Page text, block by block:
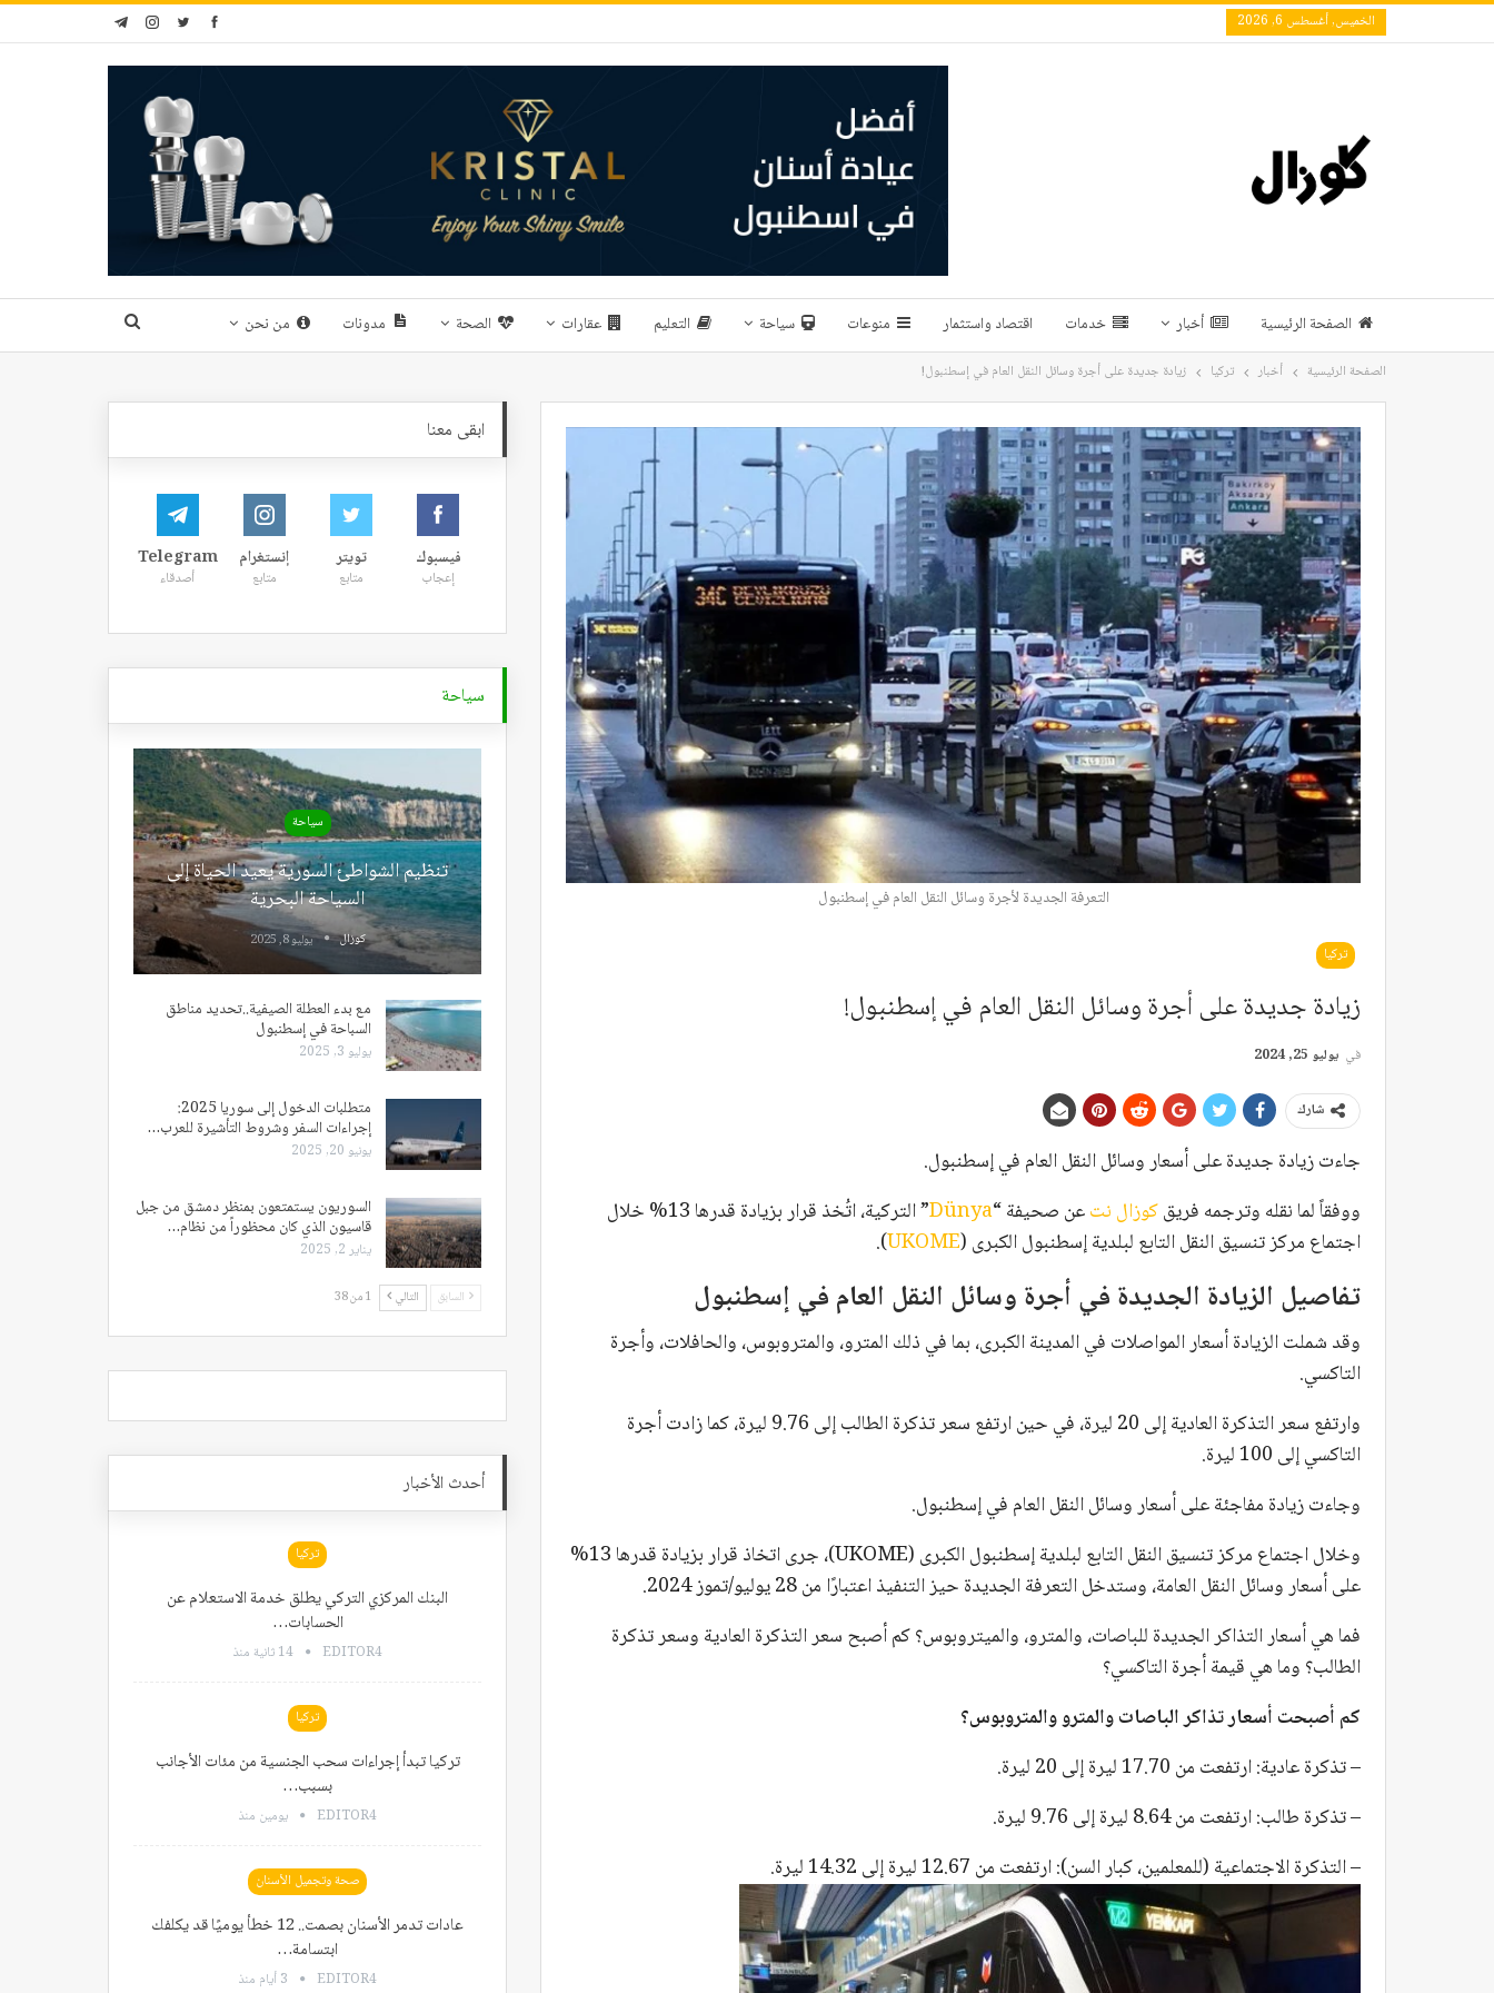
الخميس, أغسطس 6, 2026
الصفحة الرئيسية أخبار خدمات اقتصاد واستثمار منوعات سياحة التعليم عقارات الصحة مدونات من نحن
الصفحة الرئيسية أخبار تركيا زيادة جديدة على أجرة وسائل النقل العام في إسطنبول!
التعرفة الجديدة لأجرة وسائل النقل العام في إسطنبول
تركيا
زيادة جديدة على أجرة وسائل النقل العام في إسطنبول!
في يوليو 25, 2024
شارك
جاءت زيادة جديدة على أسعار وسائل النقل العام في إسطنبول.
ووفقاً لما نقله وترجمه فريقكوزال نتعن صحيفة “Dünya
” التركية، اتُخذ قرار بزيادة قدرها 13% خلال
اجتماع مركز تنسيق النقل التابع لبلدية إسطنبول الكبرى (UKOME
).
تفاصيل الزيادة الجديدة في أجرة وسائل النقل العام في إسطنبول
وقد شملت الزيادة أسعار المواصلات في المدينة الكبرى، بما في ذلك المترو، والمتروبوس، والحافلات، وأجرة
التاكسي.
وارتفع سعر التذكرة العادية إلى 20 ليرة، في حين ارتفع سعر تذكرة الطالب إلى 9.76 ليرة، كما زادت أجرة
التاكسي إلى 100 ليرة.
وجاءت زيادة مفاجئة على أسعار وسائل النقل العام في إسطنبول.
وخلال اجتماع مركز تنسيق النقل التابع لبلدية إسطنبول الكبرى (UKOME)، جرى اتخاذ قرار بزيادة قدرها 13%
على أسعار وسائل النقل العامة، وستدخل التعرفة الجديدة حيز التنفيذ اعتبارًا من 28 يوليو/تموز 2024.
فما هي أسعار التذاكر الجديدة للباصات، والمترو، والميتروبوس؟ كم أصبح سعر التذكرة العادية وسعر تذكرة
الطالب؟ وما هي قيمة أجرة التاكسي؟
كم أصبحت أسعار تذاكر الباصات والمترو والمتروبوس؟
– تذكرة عادية: ارتفعت من 17.70 ليرة إلى 20 ليرة.
– تذكرة طالب: ارتفعت من 8.64 ليرة إلى 9.76 ليرة.
– التذكرة الاجتماعية (للمعلمين، كبار السن): ارتفعت من 12.67 ليرة إلى 14.32 ليرة.
ابقى معنا
فيسبوك
إعجاب
تويتر
متابع
إنستغرام
متابع
Telegram
أصدقاء
سياحة
سياحة
تنظيم الشواطئ السورية يعيد الحياة إلى
السياحة البحرية
كوزال يوليو 8, 2025
مع بدء العطلة الصيفية..تحديد مناطق
السباحة في إسطنبول
يوليو 3, 2025
متطلبات الدخول إلى سوريا 2025:
إجراءات السفر وشروط التأشيرة للعرب…
يونيو 20, 2025
السوريون يستمتعون بمنظر دمشق من جبل
قاسيون الذي كان محظوراً من نظام…
يناير 2, 2025
السابق التالي 1 من 38
أحدث الأخبار
تركيا
البنك المركزي التركي يطلق خدمة الاستعلام عن
الحسابات…
EDITOR4 14 ثانية منذ
تركيا
تركيا تبدأ إجراءات سحب الجنسية من مئات الأجانب
بسبب…
EDITOR4 يومين منذ
صحة وتجميل الأسنان
عادات تدمر الأسنان بصمت.. 12 خطأ يوميًا قد يكلفك
ابتسامة…
EDITOR4 3 أيام منذ